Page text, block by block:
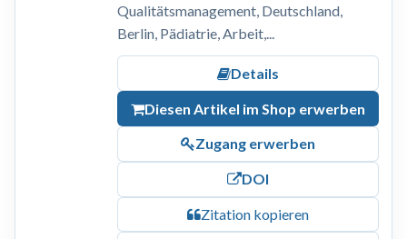
Qualitätsmanagement, Deutschland,
Berlin, Pädiatrie, Arbeit,...
Details
Diesen Artikel im Shop erwerben
Zugang erwerben
DOI
Zitation kopieren